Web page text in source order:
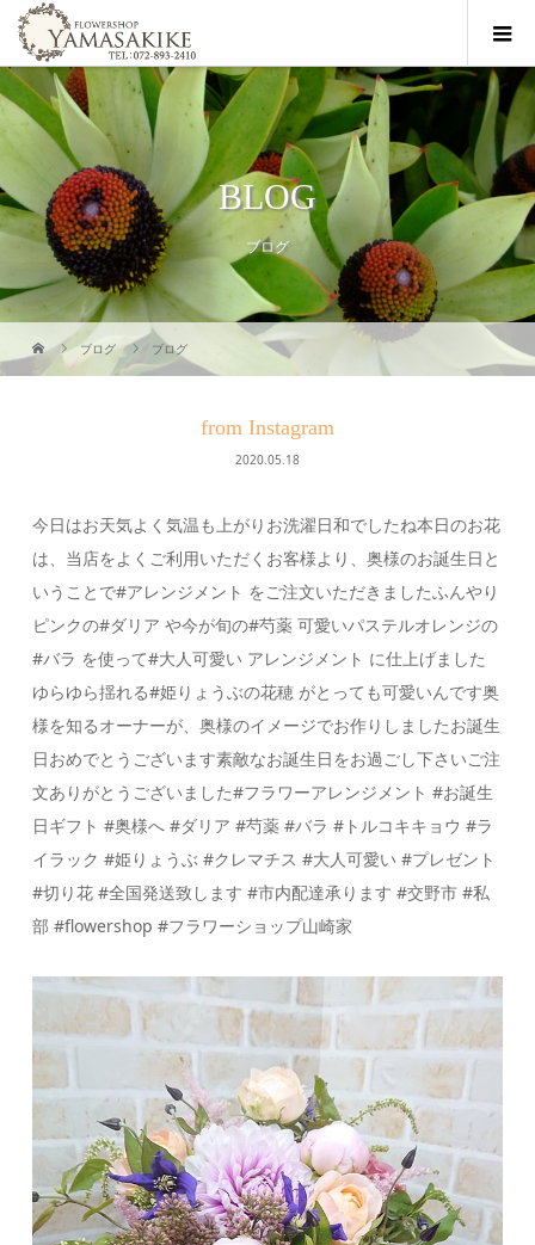
BLOG
ブログ
ブログ ブログ
from Instagram
2020.05.18
今日はお天気よく気温も上がりお洗濯日和でしたね本日のお花
は、当店をよくご利用いただくお客様より、奥様のお誕生日と
いうことで#アレンジメント をご注文いただきましたふんやり
ピンクの#ダリア や今が旬の#芍薬 可愛いパステルオレンジの
#バラ を使って#大人可愛い アレンジメント に仕上げました
ゆらゆら揺れる#姫りょうぶの花穂 がとっても可愛いんです奥
様を知るオーナーが、奥様のイメージでお作りしましたお誕生
日おめでとうございます素敵なお誕生日をお過ごし下さいご注
文ありがとうございました#フラワーアレンジメント #お誕生
日ギフト #奥様へ #ダリア #芍薬 #バラ #トルコキキョウ #ラ
イラック #姫りょうぶ #クレマチス #大人可愛い #プレゼント
#切り花 #全国発送致します #市内配達承ります #交野市 #私
部 #flowershop #フラワーショップ山崎家